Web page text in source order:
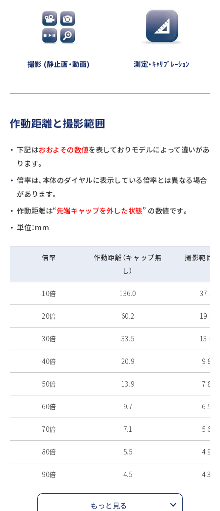
撮影 (静止画・動画) 測定・ｷｬﾘﾌﾞﾚｰｼｮﾝ
作動距離と撮影範囲
下記はおおよその数値を表しておりモデルによって違いがあ
ります。
倍率は、本体のダイヤルに表示している倍率とは異なる場合
があります。
作動距離は“先端キャップを外した状態” の数値です。
単位：mm
倍率
作動距離（キャップ無
し）
撮影範囲（
10倍 136.0 37.8
20倍 60.2 19.5
30倍 33.5 13.0
40倍 20.9 9.8
50倍 13.9 7.8
60倍 9.7 6.5
70倍 7.1 5.6
80倍 5.5 4.9
90倍 4.5 4.3
もっと見る